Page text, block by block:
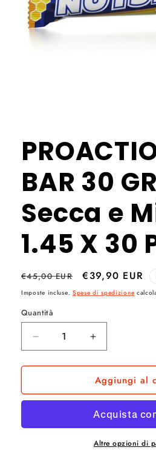
modale
BAR 30
Secca e
1.45 X 30
Prezzo
di
€45,00 EUR
Prezzo
scontato
€39,90 EUR
Imposte incluse. Spese di spedizione
Quantità
Quantità
Diminuisci
quantità
per
PROACTION
NUTS
GR
Aumenta
quantità
per
PROACTION
NUTS
30
GR
Frutta
Aggiungi al
Altre opzioni di